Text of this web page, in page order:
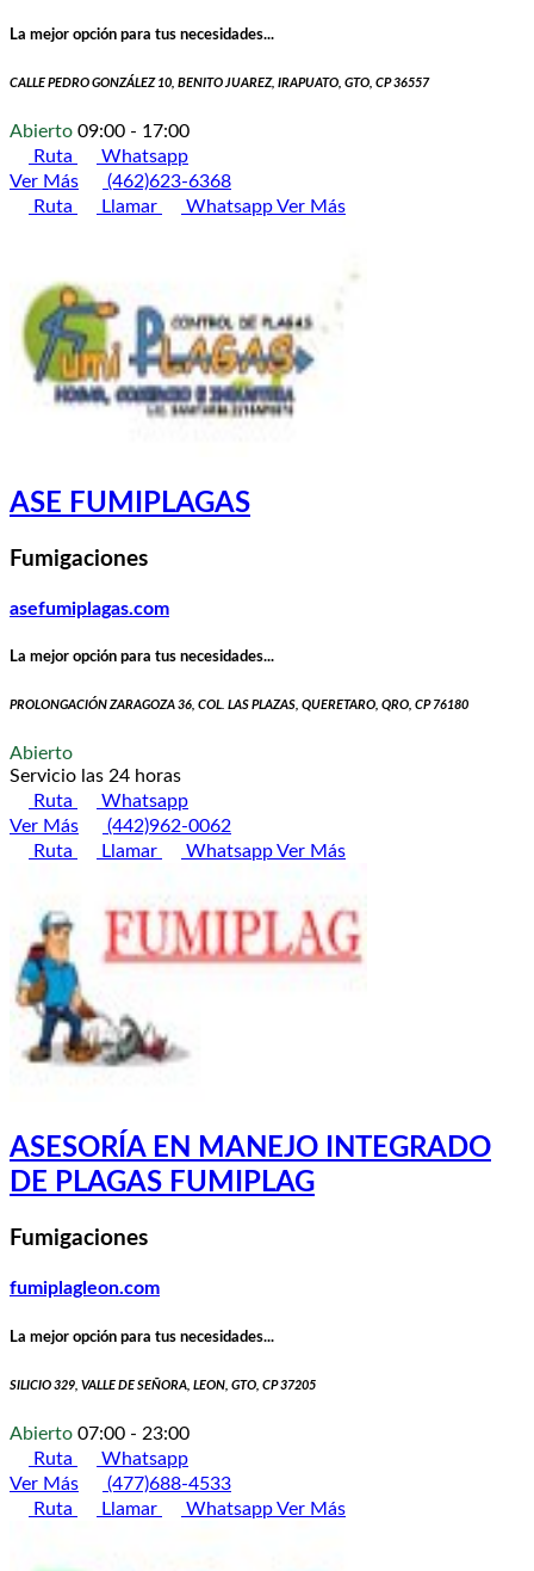
La mejor opción para tus necesidades...
CALLE PEDRO GONZÁLEZ 10, BENITO JUAREZ, IRAPUATO, GTO, CP 36557
Abierto 09:00 - 17:00
Ruta
Whatsapp
Ver Más
(462)623-6368
Ruta
Llamar WhatsappVer Más
ASE FUMIPLAGAS
Fumigaciones
asefumiplagas.com
La mejor opción para tus necesidades...
PROLONGACIÓN ZARAGOZA 36, COL. LAS PLAZAS, QUERETARO, QRO, CP 76180
Abierto
Servicio las 24 horas
Ruta
Whatsapp
Ver Más
(442)962-0062
Ruta
Llamar WhatsappVer Más
ASESORÍA EN MANEJO INTEGRADO
DE PLAGAS FUMIPLAG
Fumigaciones
fumiplagleon.com
La mejor opción para tus necesidades...
SILICIO 329, VALLE DE SEÑORA, LEON, GTO, CP 37205
Abierto 07:00 - 23:00
Ruta
Whatsapp
Ver Más
(477)688-4533
Ruta
Llamar WhatsappVer Más